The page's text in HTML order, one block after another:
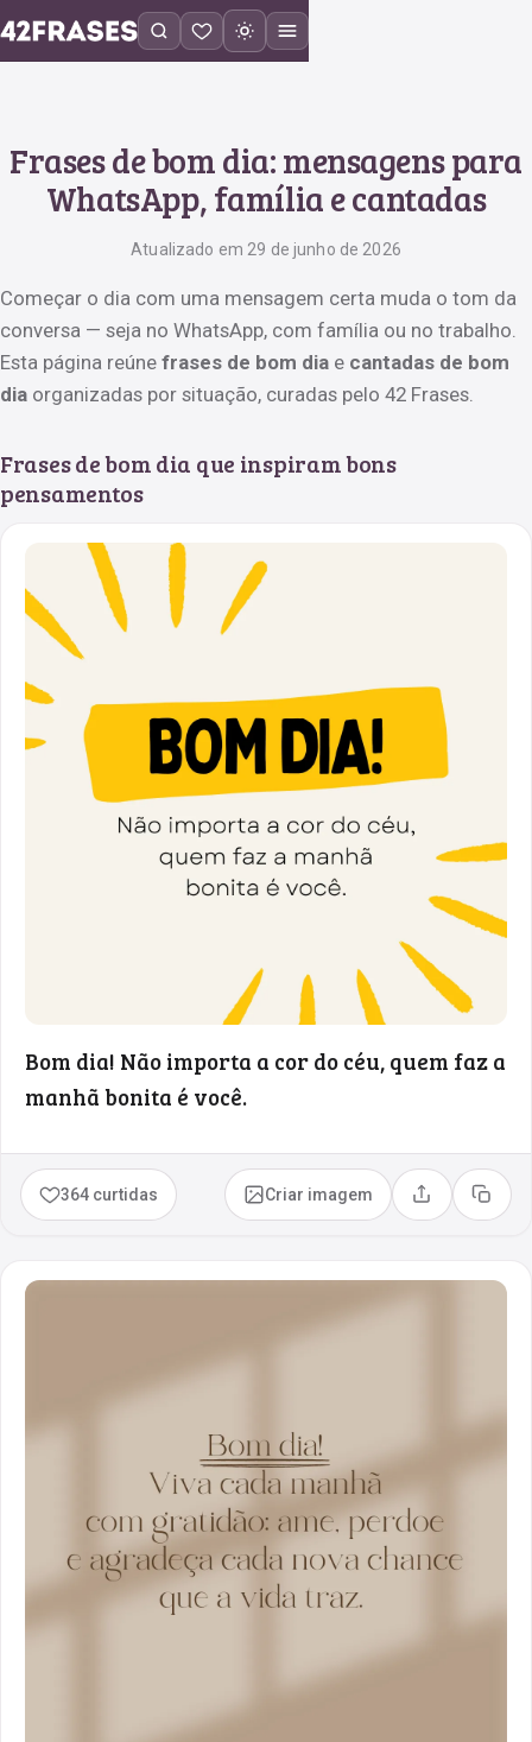
Frases de bom dia: mensagens para
WhatsApp, família e cantadas
Atualizado em 29 de junho de 2026
Começar o dia com uma mensagem certa muda o tom da
conversa — seja no WhatsApp, com família ou no trabalho.
Esta página reúne frases de bom dia e cantadas de bom
dia organizadas por situação, curadas pelo 42 Frases.
Frases de bom dia que inspiram bons
pensamentos
Bom dia! Não importa a cor do céu, quem faz a
manhã bonita é você.
364 curtidas Criar imagem Compartilhar
Copiar